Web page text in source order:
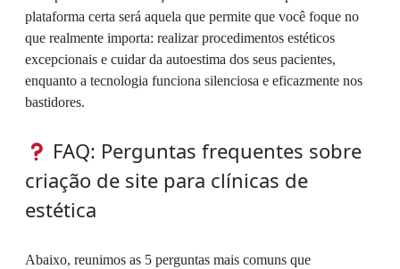
plataforma certa será aquela que permite que você foque no
que realmente importa: realizar procedimentos estéticos
excepcionais e cuidar da autoestima dos seus pacientes,
enquanto a tecnologia funciona silenciosa e eficazmente nos
bastidores.
FAQ: Perguntas frequentes sobre
criação de site para clínicas de
estética
Abaixo, reunimos as 5 perguntas mais comuns que